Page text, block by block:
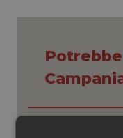
Oncologia &
Psoriasi &